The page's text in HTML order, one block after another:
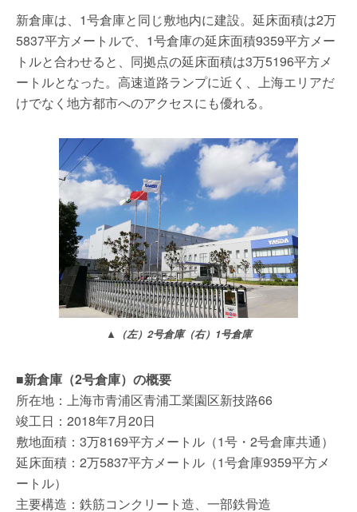
新倉庫は、1号倉庫と同じ敷地内に建設。延床面積は2万
5837平方メートルで、1号倉庫の延床面積9359平方メー
トルと合わせると、同拠点の延床面積は3万5196平方メ
ートルとなった。高速道路ランプに近く、上海エリアだ
けでなく地方都市へのアクセスにも優れる。
▲（左）2号倉庫（右）1号倉庫
■新倉庫（2号倉庫）の概要
所在地：上海市青浦区青浦工業園区新技路66
竣工日：2018年7月20日
敷地面積：3万8169平方メートル（1号・2号倉庫共通）
延床面積：2万5837平方メートル（1号倉庫9359平方メ
ートル）
主要構造：鉄筋コンクリート造、一部鉄骨造